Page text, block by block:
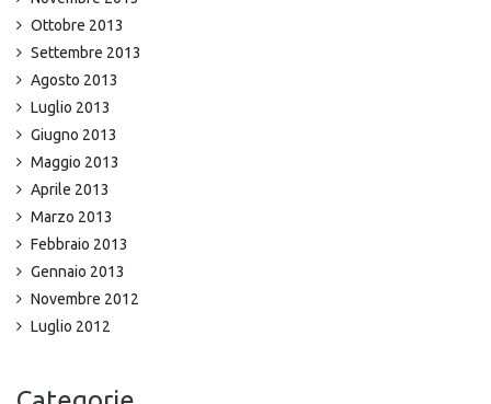
Ottobre 2013
Settembre 2013
Agosto 2013
Luglio 2013
Giugno 2013
Maggio 2013
Aprile 2013
Marzo 2013
Febbraio 2013
Gennaio 2013
Novembre 2012
Luglio 2012